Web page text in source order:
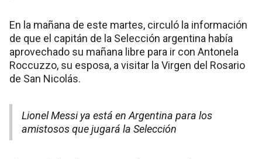
En la mañana de este martes, circuló la información
de que el capitán de la Selección argentina había
aprovechado su mañana libre para ir con Antonela
Roccuzzo, su esposa, a visitar la Virgen del Rosario
de San Nicolás.
Lionel Messi ya está en Argentina para los
amistosos que jugará la Selección